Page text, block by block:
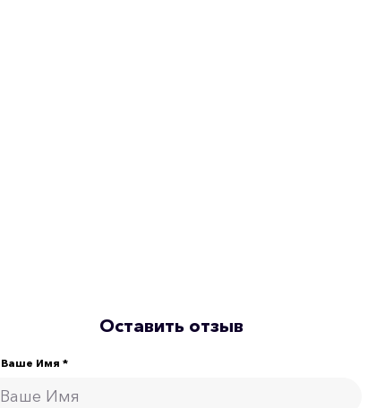
Оставить отзыв
Ваше Имя *